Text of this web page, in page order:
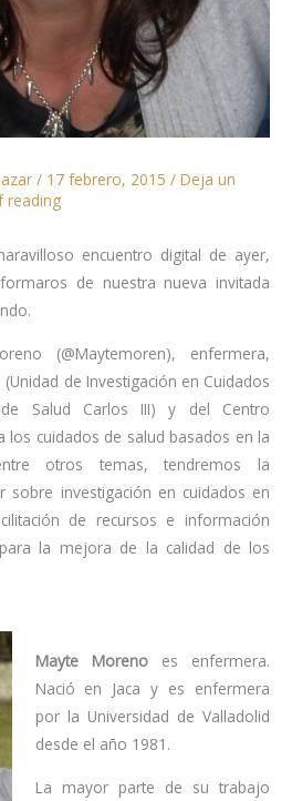
/ 17 febrero, 2015 / Deja un
reading
encuentro digital de ayer,
de nuestra nueva invitada
(@Maytemoren), enfermera,
de Investigación en Cuidados
Salud Carlos III) y del Centro
los cuidados de salud basados en la
otros temas, tendremos la
sobre investigación en cuidados en
de recursos e información
la mejora de la calidad de los
Mayte Morenoes enfermera.
Nació en Jaca y es enfermera
por la Universidad de Valladolid
desde el año 1981.
La mayor parte de su trabajo